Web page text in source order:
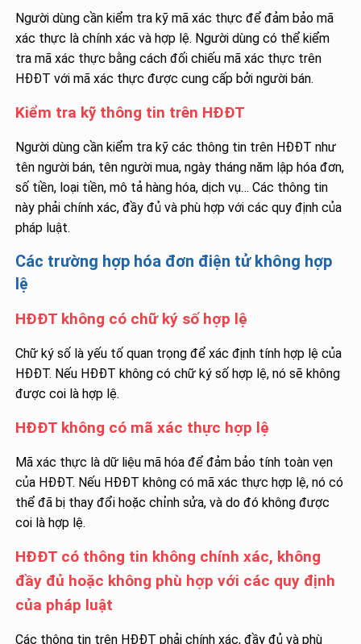
Người dùng cần kiểm tra kỹ mã xác thực để đảm bảo mã
xác thực là chính xác và hợp lệ. Người dùng có thể kiểm
tra mã xác thực bằng cách đối chiếu mã xác thực trên
HĐĐT với mã xác thực được cung cấp bởi người bán.
Kiểm tra kỹ thông tin trên HĐĐT
Người dùng cần kiểm tra kỹ các thông tin trên HĐĐT như
tên người bán, tên người mua, ngày tháng năm lập hóa đơn,
số tiền, loại tiền, mô tả hàng hóa, dịch vụ… Các thông tin
này phải chính xác, đầy đủ và phù hợp với các quy định của
pháp luật.
Các trường hợp hóa đơn điện tử không hợp
lệ
HĐĐT không có chữ ký số hợp lệ
Chữ ký số là yếu tố quan trọng để xác định tính hợp lệ của
HĐĐT. Nếu HĐĐT không có chữ ký số hợp lệ, nó sẽ không
được coi là hợp lệ.
HĐĐT không có mã xác thực hợp lệ
Mã xác thực là dữ liệu mã hóa để đảm bảo tính toàn vẹn
của HĐĐT. Nếu HĐĐT không có mã xác thực hợp lệ, nó có
thể đã bị thay đổi hoặc chỉnh sửa, và do đó không được
coi là hợp lệ.
HĐĐT có thông tin không chính xác, không
đầy đủ hoặc không phù hợp với các quy định
của pháp luật
Các thông tin trên HĐĐT phải chính xác, đầy đủ và phù